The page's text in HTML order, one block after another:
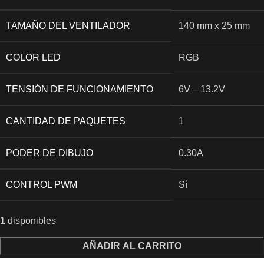
TAMAÑO DEL VENTILADOR 140 mm x 25 mm
COLOR LED RGB
TENSIÓN DE FUNCIONAMIENTO 6V – 13.2V
CANTIDAD DE PAQUETES 1
PODER DE DIBUJO 0.30A
CONTROL PWM Sí
1 disponibles
AÑADIR AL CARRITO